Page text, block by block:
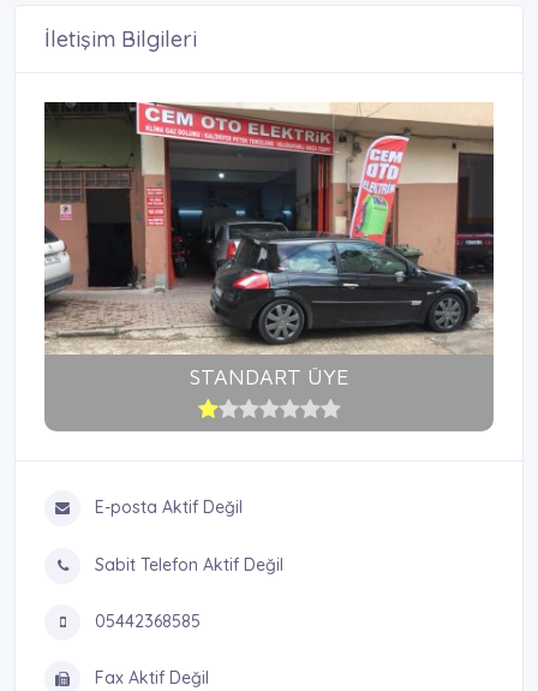
İletişim Bilgileri
STANDART ÜYE
E-posta Aktif Değil
Sabit Telefon Aktif Değil
05442368585
Fax Aktif Değil